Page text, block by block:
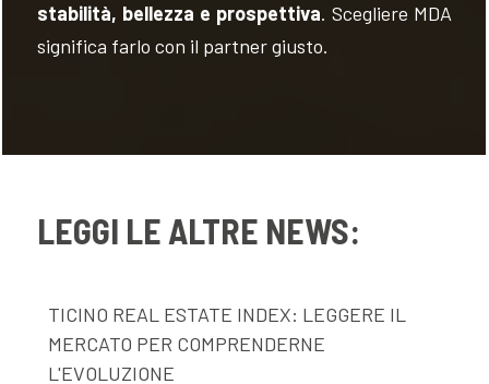
stabilità, bellezza e prospettiva. Scegliere MDA
significa farlo con il partner giusto.
LEGGI LE ALTRE NEWS:
TICINO REAL ESTATE INDEX: LEGGERE IL
MERCATO PER COMPRENDERNE
L'EVOLUZIONE